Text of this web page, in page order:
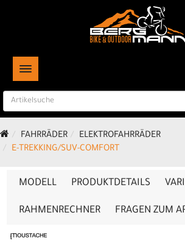
TOGGLE NAVIGATION
FAHRRÄDER
ELEKTROFAHRRÄDER
E-TREKKING/SUV-COMFORT
MODELL PRODUKTDETAILS
RAHMENRECHNER FRAGEN ZUM